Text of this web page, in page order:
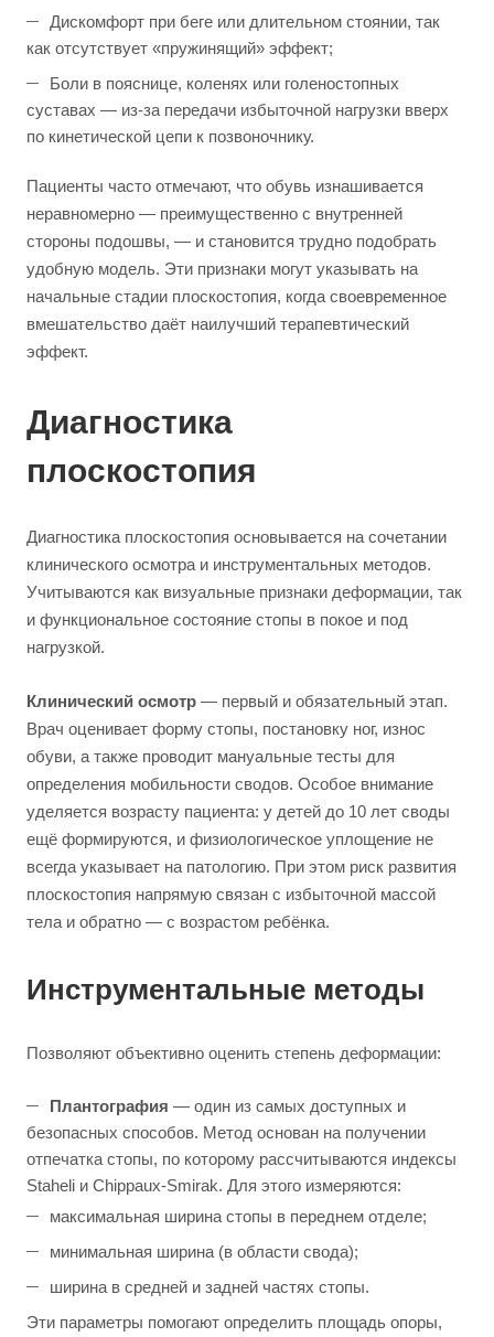
Дискомфорт при беге или длительном стоянии, так
как отсутствует «пружинящий» эффект;
Боли в пояснице, коленях или голеностопных
суставах — из-за передачи избыточной нагрузки вверх
по кинетической цепи к позвоночнику.
Пациенты часто отмечают, что обувь изнашивается
неравномерно — преимущественно с внутренней
стороны подошвы, — и становится трудно подобрать
удобную модель. Эти признаки могут указывать на
начальные стадии плоскостопия, когда своевременное
вмешательство даёт наилучший терапевтический
эффект.
Диагностика
плоскостопия
Диагностика плоскостопия основывается на сочетании
клинического осмотра и инструментальных методов.
Учитываются как визуальные признаки деформации, так
и функциональное состояние стопы в покое и под
нагрузкой.
Клинический осмотр — первый и обязательный этап.
Врач оценивает форму стопы, постановку ног, износ
обуви, а также проводит мануальные тесты для
определения мобильности сводов. Особое внимание
уделяется возрасту пациента: у детей до 10 лет своды
ещё формируются, и физиологическое уплощение не
всегда указывает на патологию. При этом риск развития
плоскостопия напрямую связан с избыточной массой
тела и обратно — с возрастом ребёнка.
Инструментальные методы
Позволяют объективно оценить степень деформации:
Плантография — один из самых доступных и
безопасных способов. Метод основан на получении
отпечатка стопы, по которому рассчитываются индексы
Staheli и Chippaux-Smirak. Для этого измеряются:
максимальная ширина стопы в переднем отделе;
минимальная ширина (в области свода);
ширина в средней и задней частях стопы.
Эти параметры помогают определить площадь опоры,